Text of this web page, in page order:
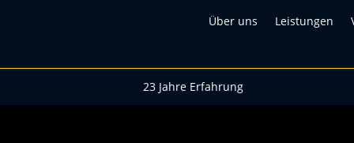
Über uns Leistungen
23 Jahre Erfahrung